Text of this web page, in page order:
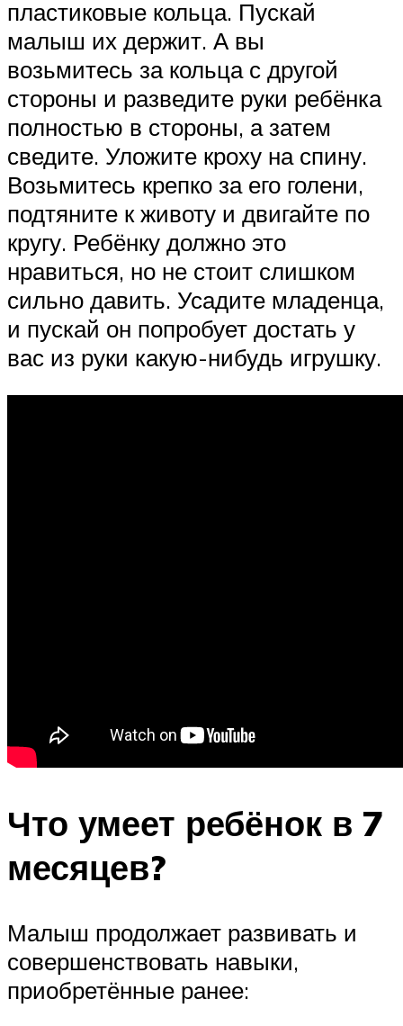
пластиковые кольца. Пускай
малыш их держит. А вы
возьмитесь за кольца с другой
стороны и разведите руки ребёнка
полностью в стороны, а затем
сведите. Уложите кроху на спину.
Возьмитесь крепко за его голени,
подтяните к животу и двигайте по
кругу. Ребёнку должно это
нравиться, но не стоит слишком
сильно давить. Усадите младенца,
и пускай он попробует достать у
вас из руки какую-нибудь игрушку.
Что умеет ребёнок в 7
месяцев?
Малыш продолжает развивать и
совершенствовать навыки,
приобретённые ранее: